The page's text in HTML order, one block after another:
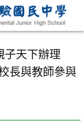
子天下辦理
長與教師參與